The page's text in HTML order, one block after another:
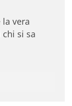
vera
si sa